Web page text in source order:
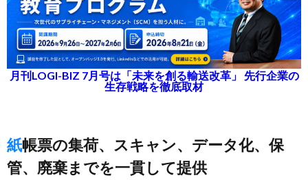
月刊LOGI-BIZ 7月号は「未来を創る輸送改革」 先行企業の
生存戦略を徹底取材
紙帳票の集荷、スキャン、データ化、保
管、廃棄までを一貫して提供